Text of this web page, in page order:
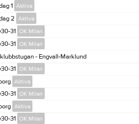
1 Aktiva
2 Aktiva
31 OK Milan
31 OK Milan
- Engvall-Marklund
31 OK Milan
Aktiva
31 OK Milan
Aktiva
31 OK Milan